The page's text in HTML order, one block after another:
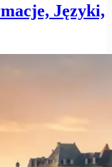
Języki,